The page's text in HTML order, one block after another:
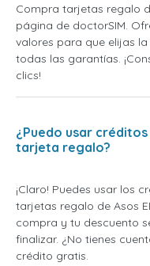
Compra tarjetas regalo
página de doctorSIM.
valores para que elijas
todas las garantías.
clics!
¿Puedo usar
tarjeta regalo?
¡Claro! Puedes usar los
tarjetas regalo de Asos
compra y tu descuento
finalizar. ¿No tienes
crédito gratis.